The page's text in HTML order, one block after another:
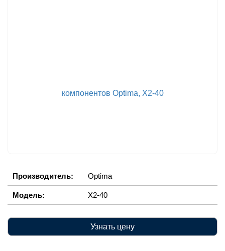
Производитель: Optima
Модель: X2-40
Узнать цену